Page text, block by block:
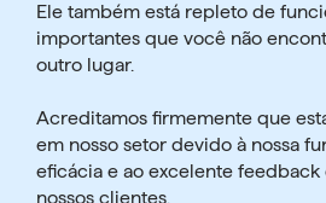
Ele também está repleto de
importantes que você não
outro lugar.
Acreditamos firmemente que
em nosso setor devido à nossa
eficácia e ao excelente
nossos clientes.